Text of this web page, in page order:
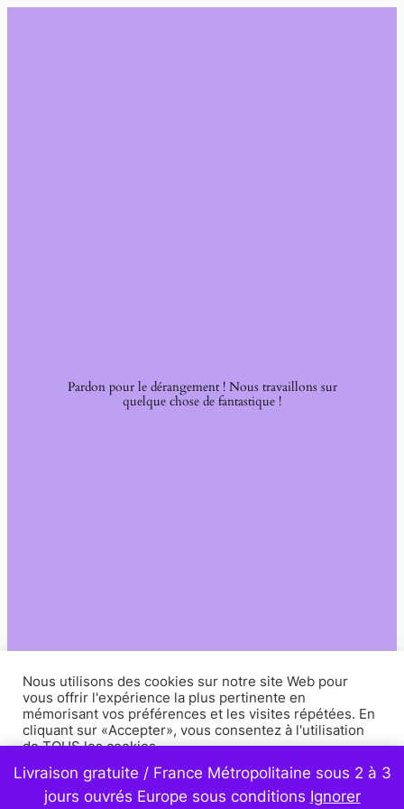
Livraison gratuite / France Métropolitaine sous 2 à 3
jours ouvrés Europe sous conditions Ignorer
Pardon pour le dérangement ! Nous travaillons sur
quelque chose de fantastique !
Nous utilisons des cookies sur notre site Web pour
vous offrir l'expérience la plus pertinente en
mémorisant vos préférences et les visites répétées. En
cliquant sur «Accepter», vous consentez à l'utilisation
de TOUS les cookies.
Paramètres Accepter